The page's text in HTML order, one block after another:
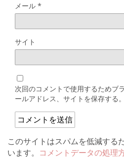
メール *
サイト
次回のコメントで使用するためブ
ールアドレス、サイトを保存する。
このサイトはスパムを低減する
います。 コメントデータの処理